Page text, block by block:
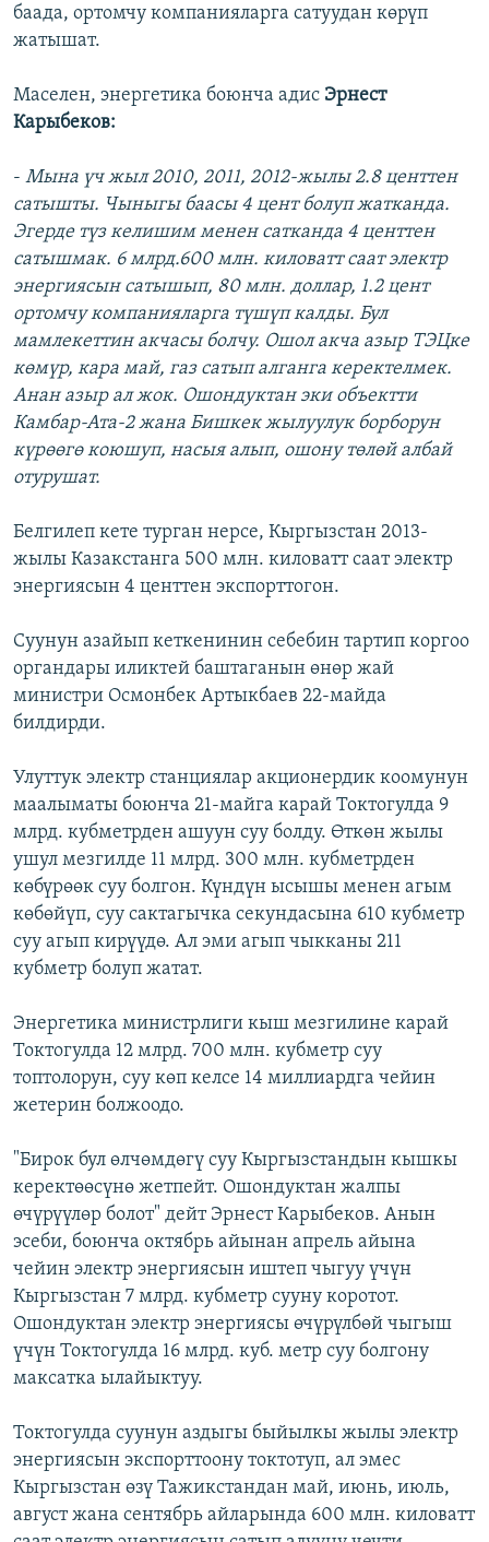
баада, ортомчу компанияларга сатуудан көрүп
жатышат.
Маселен, энергетика боюнча адис Эрнест
Карыбеков:
- Мына үч жыл 2010, 2011, 2012-жылы 2.8 центтен
сатышты. Чыныгы баасы 4 цент болуп жатканда.
Эгерде түз келишим менен сатканда 4 центтен
сатышмак. 6 млрд.600 млн. киловатт саат электр
энергиясын сатышып, 80 млн. доллар, 1.2 цент
ортомчу компанияларга түшүп калды. Бул
мамлекеттин акчасы болчу. Ошол акча азыр ТЭЦке
көмүр, кара май, газ сатып алганга керектелмек.
Анан азыр ал жок. Ошондуктан эки объектти
Камбар-Ата-2 жана Бишкек жылуулук борборун
күрөөгө коюшуп, насыя алып, ошону төлөй албай
отурушат.
Белгилеп кете турган нерсе, Кыргызстан 2013-
жылы Казакстанга 500 млн. киловатт саат электр
энергиясын 4 центтен экспорттогон.
Суунун азайып кеткенинин себебин тартип коргоо
органдары иликтей баштаганын өнөр жай
министри Осмонбек Артыкбаев 22-майда
билдирди.
Улуттук электр станциялар акционердик коомунун
маалыматы боюнча 21-майга карай Токтогулда 9
млрд. кубметрден ашуун суу болду. Өткөн жылы
ушул мезгилде 11 млрд. 300 млн. кубметрден
көбүрөөк суу болгон. Күндүн ысышы менен агым
көбөйүп, суу сактагычка секундасына 610 кубметр
суу агып кирүүдө. Ал эми агып чыкканы 211
кубметр болуп жатат.
Энергетика министрлиги кыш мезгилине карай
Токтогулда 12 млрд. 700 млн. кубметр суу
топтолорун, суу көп келсе 14 миллиардга чейин
жетерин болжоодо.
"Бирок бул өлчөмдөгү суу Кыргызстандын кышкы
керектөөсүнө жетпейт. Ошондуктан жалпы
өчүрүүлөр болот" дейт Эрнест Карыбеков. Анын
эсеби, боюнча октябрь айынан апрель айына
чейин электр энергиясын иштеп чыгуу үчүн
Кыргызстан 7 млрд. кубметр сууну коротот.
Ошондуктан электр энергиясы өчүрүлбөй чыгыш
үчүн Токтогулда 16 млрд. куб. метр суу болгону
максатка ылайыктуу.
Токтогулда суунун аздыгы быйылкы жылы электр
энергиясын экспорттоону токтотуп, ал эмес
Кыргызстан өзү Тажикстандан май, июнь, июль,
август жана сентябрь айларында 600 млн. киловатт